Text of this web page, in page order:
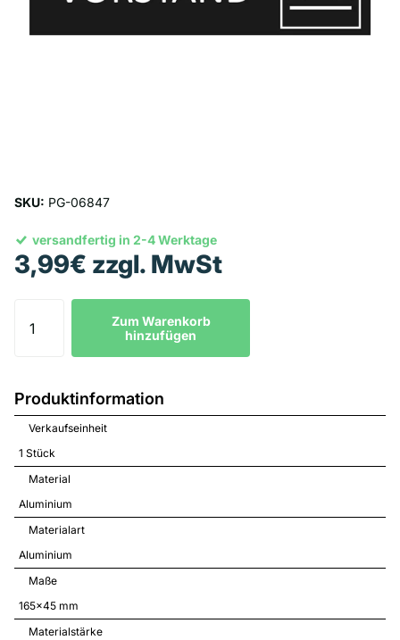
SKU: PG-06847
versandfertig in 2-4 Werktage
3,99€ zzgl. MwSt
Zum Warenkorb
hinzufügen
Produktinformation
Verkaufseinheit
1 Stück
Material
Aluminium
Materialart
Aluminium
Maße
165x45 mm
Materialstärke